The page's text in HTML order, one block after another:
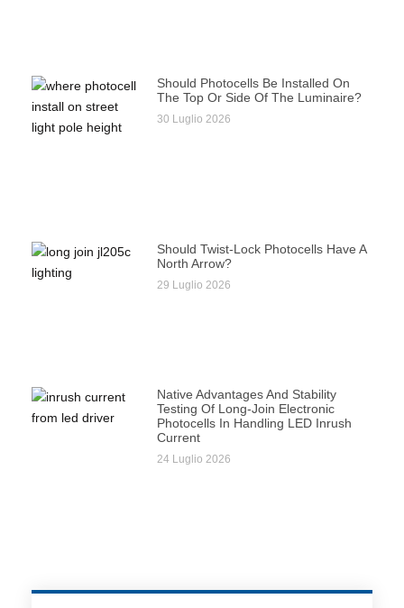
Should Photocells Be Installed On
The Top Or Side Of The Luminaire?
30 Luglio 2026
Should Twist-Lock Photocells Have A
North Arrow?
29 Luglio 2026
Native Advantages And Stability
Testing Of Long-Join Electronic
Photocells In Handling LED Inrush
Current
24 Luglio 2026